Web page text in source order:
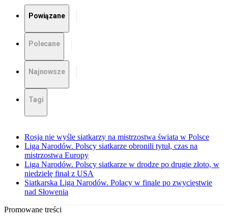
Powiązane
Polecane
Najnowsze
Tagi
Rosja nie wyśle siatkarzy na mistrzostwa świata w Polsce
Liga Narodów. Polscy siatkarze obronili tytuł, czas na
mistrzostwa Europy
Liga Narodów. Polscy siatkarze w drodze po drugie złoto, w
niedzielę finał z USA
Siatkarska Liga Narodów. Polacy w finale po zwycięstwie
nad Słowenią
Promowane treści